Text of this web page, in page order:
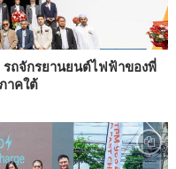
รถจักรยานยนต์ไฟฟ้าของพี่
าคใต้